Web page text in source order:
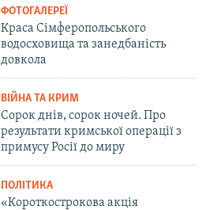
ФОТОГАЛЕРЕЇ
Краса Сімферопольського
водосховища та занедбаність
довкола
ВІЙНА ТА КРИМ
Сорок днів, сорок ночей. Про
результати кримської операції з
примусу Росії до миру
ПОЛІТИКА
«Короткострокова акція